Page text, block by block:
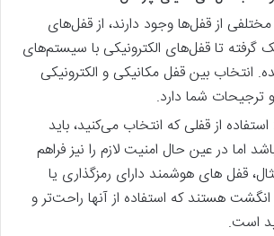
مختلفی از قفل‌ها وجود دارند، از قفل‌های
گرفته تا قفل‌های الکترونیکی با سیستم‌های
انتخاب بین قفل مکانیکی و الکترونیکی
ترجیحات شما دارد.
استفاده از قفلی که انتخاب می‌کنید، باید
اما در عین حال امنیت لازم را نیز فراهم
قفل های هوشمند دارای رمزگذاری یا
هستند که استفاده از آنها راحت‌تر و
است.